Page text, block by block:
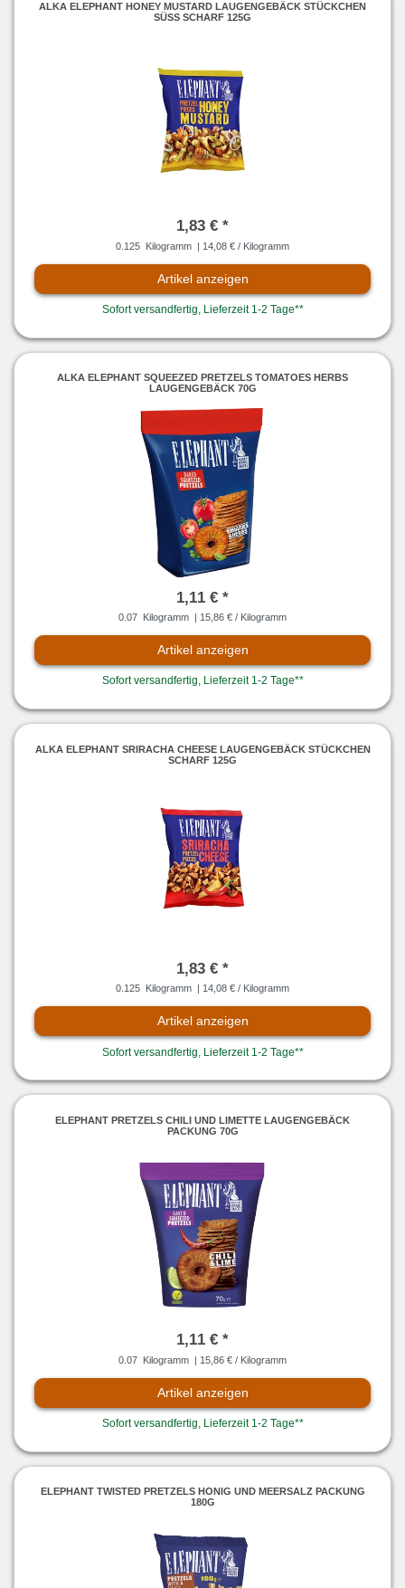
ALKA ELEPHANT HONEY MUSTARD LAUGENGEBÄCK STÜCKCHEN
SÜSS SCHARF 125G
1,83 € *
0.125 Kilogramm | 14,08 € / Kilogramm
Artikel anzeigen
Sofort versandfertig, Lieferzeit 1-2 Tage**
ALKA ELEPHANT SQUEEZED PRETZELS TOMATOES HERBS
LAUGENGEBÄCK 70G
1,11 € *
0.07 Kilogramm | 15,86 € / Kilogramm
Artikel anzeigen
Sofort versandfertig, Lieferzeit 1-2 Tage**
ALKA ELEPHANT SRIRACHA CHEESE LAUGENGEBÄCK STÜCKCHEN
SCHARF 125G
1,83 € *
0.125 Kilogramm | 14,08 € / Kilogramm
Artikel anzeigen
Sofort versandfertig, Lieferzeit 1-2 Tage**
ELEPHANT PRETZELS CHILI UND LIMETTE LAUGENGEBÄCK
PACKUNG 70G
1,11 € *
0.07 Kilogramm | 15,86 € / Kilogramm
Artikel anzeigen
Sofort versandfertig, Lieferzeit 1-2 Tage**
ELEPHANT TWISTED PRETZELS HONIG UND MEERSALZ PACKUNG
180G